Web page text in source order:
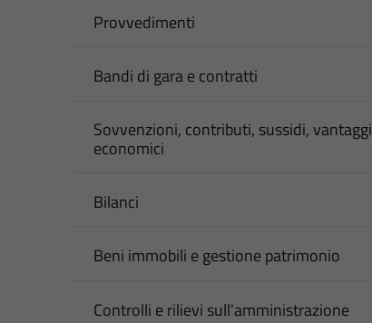
Provvedimenti
Bandi di gara e contratti
Sovvenzioni, contributi, sussidi, vantaggi
economici
Bilanci
Beni immobili e gestione patrimonio
Controlli e rilievi sull'amministrazione